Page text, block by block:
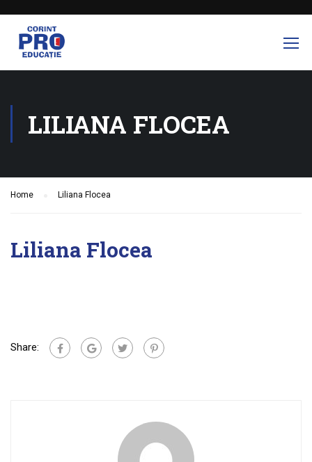
LILIANA FLOCEA
Home Liliana Flocea
Liliana Flocea
Share: